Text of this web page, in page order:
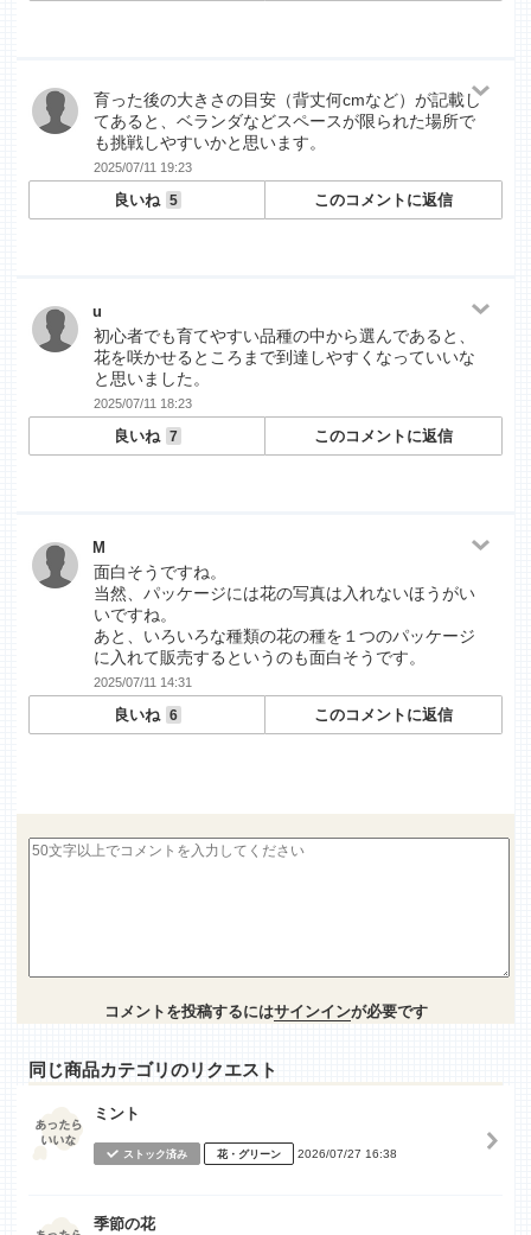
育った後の大きさの目安（背丈何cmなど）が記載し
てあると、ベランダなどスペースが限られた場所で
も挑戦しやすいかと思います。
2025/07/11 19:23
良いね 5 このコメントに返信
u
初心者でも育てやすい品種の中から選んであると、
花を咲かせるところまで到達しやすくなっていいな
と思いました。
2025/07/11 18:23
良いね 7 このコメントに返信
M
面白そうですね。
当然、パッケージには花の写真は入れないほうがい
いですね。
あと、いろいろな種類の花の種を１つのパッケージ
に入れて販売するというのも面白そうです。
2025/07/11 14:31
良いね 6 このコメントに返信
コメントを投稿するにはサインインが必要です
同じ商品カテゴリのリクエスト
ミント
ストック済み 花・グリーン 2026/07/27 16:38
季節の花